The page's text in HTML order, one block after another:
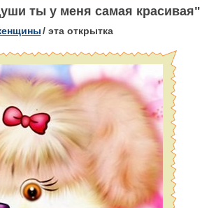
ты у меня самая красивая"
/ эта открытка